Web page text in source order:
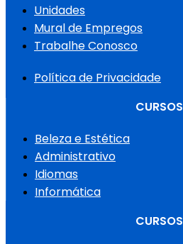
Unidades
Mural de Empregos
Trabalhe Conosco
Política de Privacidade
CURSOS
Beleza e Estética
Administrativo
Idiomas
Informática
CURSOS